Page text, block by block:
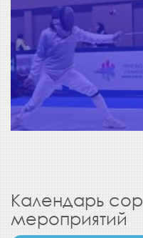
Календарь
мероприятий